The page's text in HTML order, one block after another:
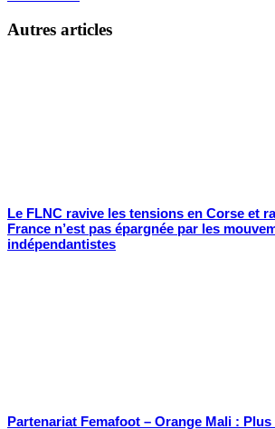
Autres articles
Le FLNC ravive les tensions en Corse et
France n’est pas épargnée par les
indépendantistes
Partenariat Femafoot – Orange Mali : Plus